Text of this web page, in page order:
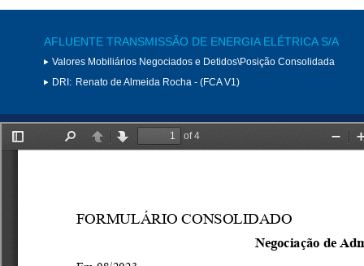
AFLUENTE TRANSMISSÃO DE ENERGIA ELÉTRICA S/A
Valores Mobiliários Negociados e Detidos\Posição Consolidada
DRI: Renato de Almeida Rocha - (FCA V1)